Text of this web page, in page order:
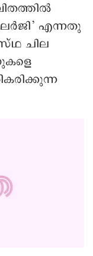
എന്നതു
ചില